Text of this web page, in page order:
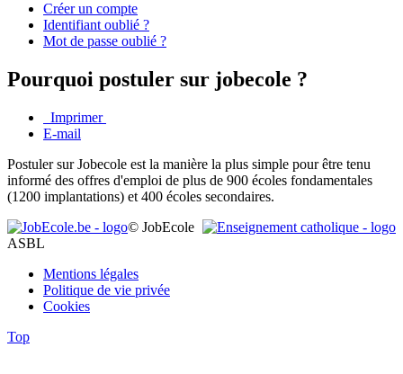
Créer un compte
Identifiant oublié ?
Mot de passe oublié ?
Pourquoi postuler sur jobecole ?
Imprimer
E-mail
Postuler sur Jobecole est la manière la plus simple pour être tenu
informé des offres d'emploi de plus de 900 écoles fondamentales
(1200 implantations) et 400 écoles secondaires.
© JobEcole
ASBL
Mentions légales
Politique de vie privée
Cookies
Top